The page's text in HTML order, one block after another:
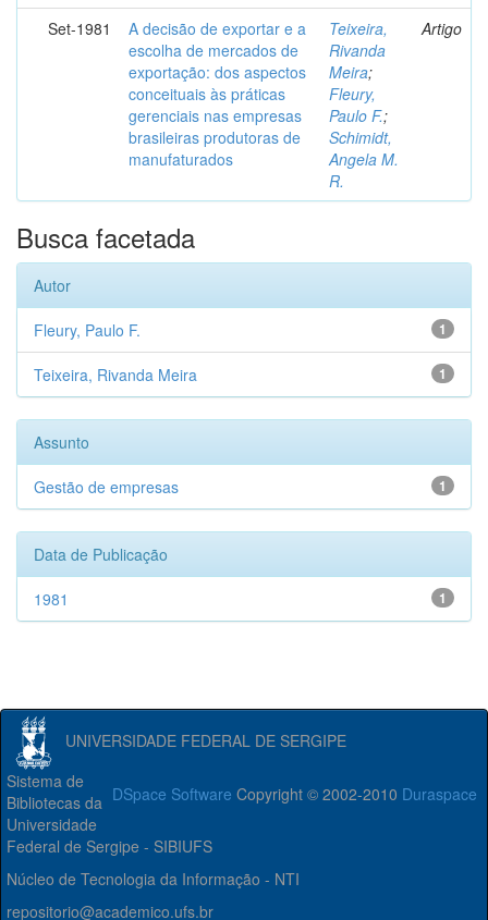
Set-1981
A decisão de exportar e a
escolha de mercados de
exportação: dos aspectos
conceituais às práticas
gerenciais nas empresas
brasileiras produtoras de
manufaturados
Teixeira,
Rivanda
Meira;
Fleury,
Paulo F.;
Schimidt,
Angela M.
R.
Artigo
Busca facetada
Autor
1
Fleury, Paulo F.
1
Teixeira, Rivanda Meira
Assunto
1
Gestão de empresas
Data de Publicação
1
1981
UNIVERSIDADE FEDERAL DE SERGIPE
DSpace Software Copyright © 2002-2010 Duraspace
Sistema de
Bibliotecas da
Universidade
Federal de Sergipe - SIBIUFS
Núcleo de Tecnologia da Informação - NTI
repositorio@academico.ufs.br